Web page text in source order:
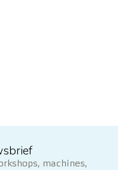
machines,